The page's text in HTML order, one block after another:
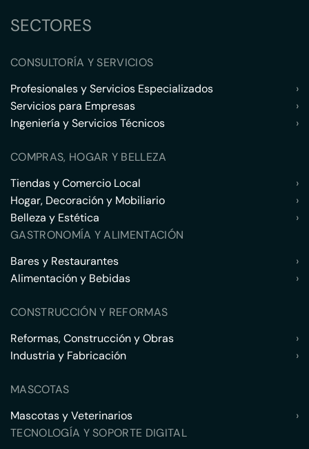
SECTORES
CONSULTORÍA Y SERVICIOS
Profesionales y Servicios Especializados
›
Servicios para Empresas
›
Ingeniería y Servicios Técnicos
›
COMPRAS, HOGAR Y BELLEZA
Tiendas y Comercio Local
›
Hogar, Decoración y Mobiliario
›
Belleza y Estética
›
GASTRONOMÍA Y ALIMENTACIÓN
Bares y Restaurantes
›
Alimentación y Bebidas
›
CONSTRUCCIÓN Y REFORMAS
Reformas, Construcción y Obras
›
Industria y Fabricación
›
MASCOTAS
Mascotas y Veterinarios
›
TECNOLOGÍA Y SOPORTE DIGITAL